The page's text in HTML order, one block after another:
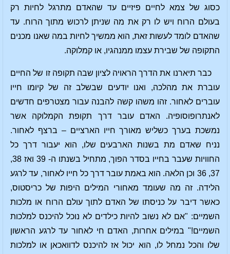
כסוג של צמא לחיים פיזיים עד שהאדם מתרגל לחיות רק
בעולם הרוח ויש לו רק את מה שניתן לרכוש מתוך הרוח. עד
שהאדם לומד לעשות זאת, הוא ממשיך לחיות במה שאנו מכנים
התקופה של שבירת עצמו ממנהגיו, או קמלוקה.
כבר תיארנו את הדרך הראויה לציון שבה תקופה זו של החיים
עוברת את מהלכה, ואנו יודעים שבשלב זה של קיומו חייו
עוברים לאחור. זהו משהו קשה להבנה עבור מצטרפים חדשים
לאנתרופוסופיה. האדם עובר דרך תקופת הקמלוקה אשר
נמשכת בערך כשליש מאורך חייו הארציים – ברצף לאחור.
נניח שאדם מת בשנות הארבעים שלו, הוא יעבור דרך כל
החוויות שעבר בחייו בסדר הפוך, מתחיל בשנתו ה- 39 ואז 38,
37, 36 וכן הלאה. הוא באמת עובר דרך כל חייו לאחור, עד לרגע
הלידה. זה מה שעומד מאחורי המילים היפות של כריסטוס,
כאשר דיבר על כניסתו של האדם לתוך עולם הרוח או מלכות
השמיים: "אם לא נשוב להיות כילדים לא נוכל להיכנס למלכות
השמיים!" במילים אחרות, האדם חי לאחור עד לרגע הראשון
שלו והכל נמחל לו, הוא יכול אז להיכנס לדוואכאן או למלכות